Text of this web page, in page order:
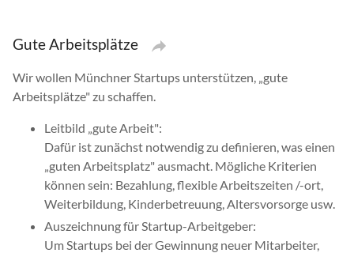
Gute Arbeitsplätze
Wir wollen Münchner Startups unterstützen, „gute
Arbeitsplätze" zu schaffen.
Leitbild „gute Arbeit":
Dafür ist zunächst notwendig zu definieren, was einen
„guten Arbeitsplatz" ausmacht. Mögliche Kriterien
können sein: Bezahlung, flexible Arbeitszeiten /-ort,
Weiterbildung, Kinderbetreuung, Altersvorsorge usw.
Auszeichnung für Startup-Arbeitgeber:
Um Startups bei der Gewinnung neuer Mitarbeiter,